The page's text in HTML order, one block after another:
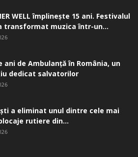
WELL împlinește 15 ani. Festivalul
transformat muzica într-un...
ani de Ambulanță în România, un
dedicat salvatorilor
a eliminat unul dintre cele mai
rutiere din...